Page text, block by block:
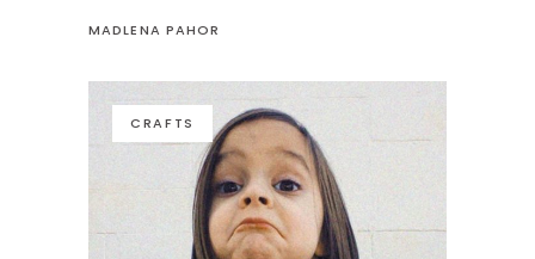
MADLENA PAHOR
CRAFTS